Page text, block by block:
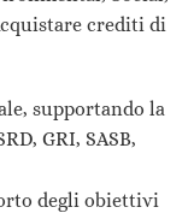
crediti di
supportando la
GRI, SASB,
degli obiettivi